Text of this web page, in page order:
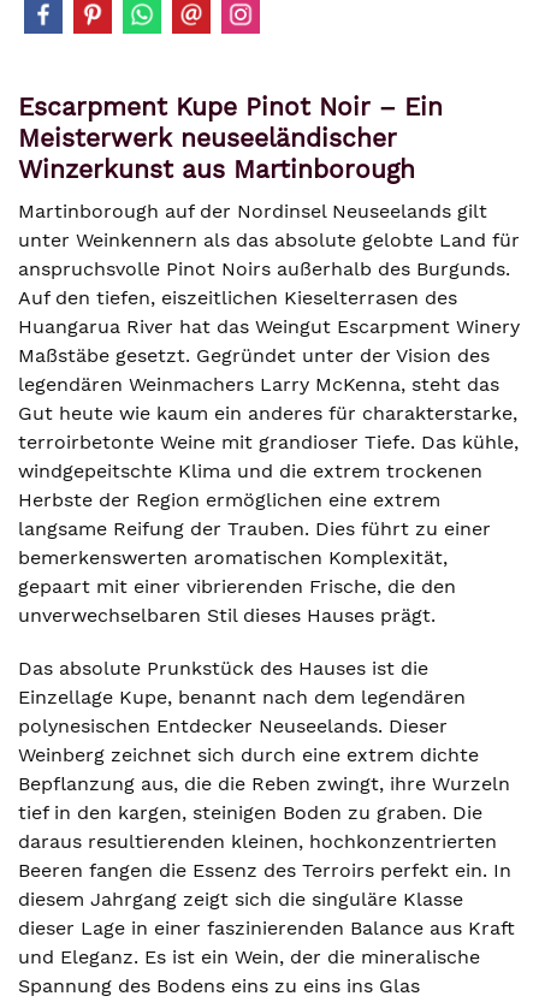
Escarpment Kupe Pinot Noir – Ein
Meisterwerk neuseeländischer
Winzerkunst aus Martinborough
Martinborough auf der Nordinsel Neuseelands gilt
unter Weinkennern als das absolute gelobte Land für
anspruchsvolle Pinot Noirs außerhalb des Burgunds.
Auf den tiefen, eiszeitlichen Kieselterrasen des
Huangarua River hat das Weingut Escarpment Winery
Maßstäbe gesetzt. Gegründet unter der Vision des
legendären Weinmachers Larry McKenna, steht das
Gut heute wie kaum ein anderes für charakterstarke,
terroirbetonte Weine mit grandioser Tiefe. Das kühle,
windgepeitschte Klima und die extrem trockenen
Herbste der Region ermöglichen eine extrem
langsame Reifung der Trauben. Dies führt zu einer
bemerkenswerten aromatischen Komplexität,
gepaart mit einer vibrierenden Frische, die den
unverwechselbaren Stil dieses Hauses prägt.
Das absolute Prunkstück des Hauses ist die
Einzellage Kupe, benannt nach dem legendären
polynesischen Entdecker Neuseelands. Dieser
Weinberg zeichnet sich durch eine extrem dichte
Bepflanzung aus, die die Reben zwingt, ihre Wurzeln
tief in den kargen, steinigen Boden zu graben. Die
daraus resultierenden kleinen, hochkonzentrierten
Beeren fangen die Essenz des Terroirs perfekt ein. In
diesem Jahrgang zeigt sich die singuläre Klasse
dieser Lage in einer faszinierenden Balance aus Kraft
und Eleganz. Es ist ein Wein, der die mineralische
Spannung des Bodens eins zu eins ins Glas